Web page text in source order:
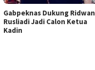
Gabpeknas Dukung Ridwan
Rusliadi Jadi Calon Ketua
Kadin